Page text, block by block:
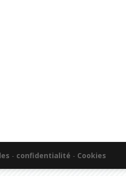
- confidentialité - Cookies